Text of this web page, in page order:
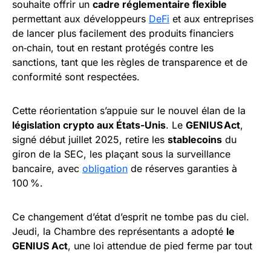
souhaite offrir un cadre réglementaire flexible
permettant aux développeurs DeFi et aux entreprises
de lancer plus facilement des produits financiers
on‑chain, tout en restant protégés contre les
sanctions, tant que les règles de transparence et de
conformité sont respectées.
Cette réorientation s’appuie sur le nouvel élan de la
législation crypto aux États-Unis. Le GENIUS Act,
signé début juillet 2025, retire les stablecoins du
giron de la SEC, les plaçant sous la surveillance
bancaire, avec obligation de réserves garanties à
100 %.
Ce changement d’état d’esprit ne tombe pas du ciel.
Jeudi, la Chambre des représentants a adopté le
GENIUS Act, une loi attendue de pied ferme par tout